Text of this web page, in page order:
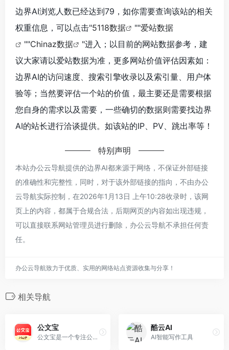
边界AI浏览人数已经达到79，如你需要查询该站的相关
权重信息，可以点击"5118数据 ""爱站数据
""Chinaz数据
"进入；以目前的网站数据参考，建
议大家请以爱站数据为准，更多网站价值评估因素如：
边界AI的访问速度、搜索引擎收录以及索引量、用户体
验等；当然要评估一个站的价值，最主要还是需要根据
您自身的需求以及需要，一些确切的数据则需要找边界
AI的站长进行洽谈提供。如该站的IP、PV、跳出率等！
特别声明
本站办公云导航提供的边界AI都来源于网络，不保证外部链接
的准确性和完整性，同时，对于该外部链接的指向，不由办公
云导航实际控制，在2026年1月13日 上午10:28收录时，该网
页上的内容，都属于合规合法，后期网页的内容如出现违规，
可以直接联系网站管理员进行删除，办公云导航不承担任何责
任。
办公云导航致力于优质、实用的网络站点资源收集与分享！
相关导航
公文宝
公文宝是一个专注公文写作的AI工具，拥有公文内容权威供给、公文内容决策辅助、公文内容自动生成、公文内容AI审核四项领域拥有核心能力
酷云AI
AI智能写作工具